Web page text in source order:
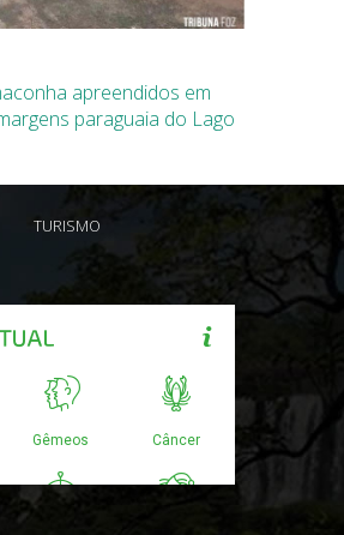
apreendidos em
paraguaia do Lago
TURISMO